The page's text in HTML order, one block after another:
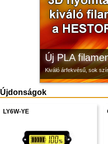
Új PLA
Kiváló árfekvésű, sok
Újdonságok
LY6W-YE